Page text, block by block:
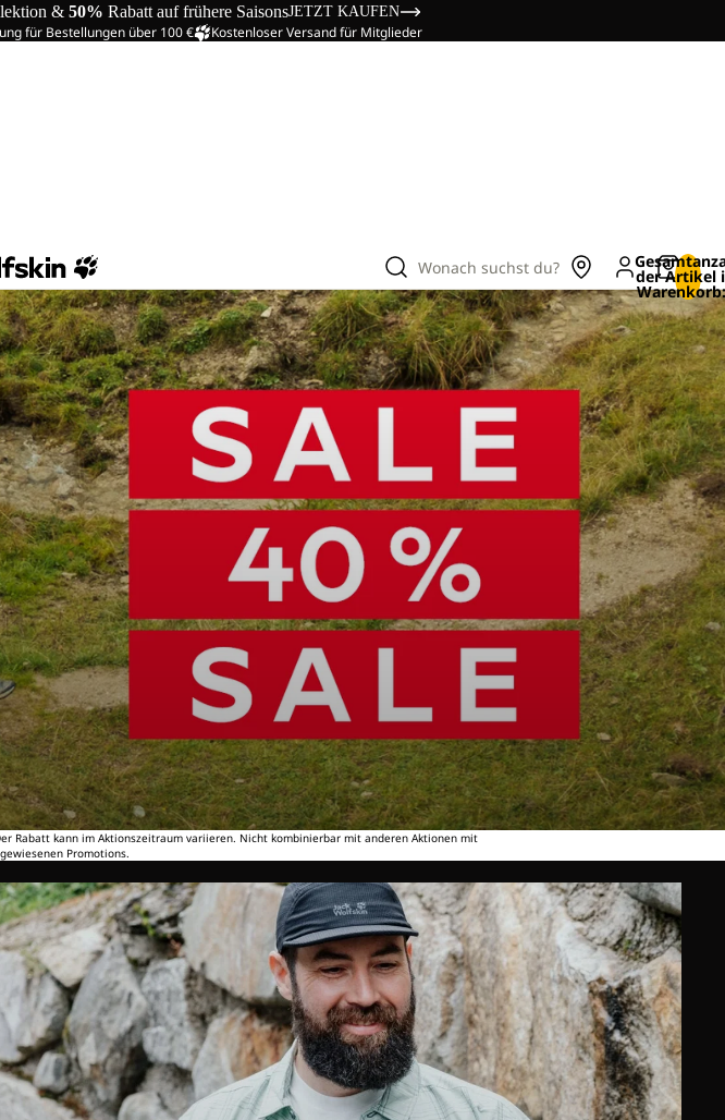
& 50% Rabatt auf frühere SaisonsJETZT KAUFEN
für Bestellungen über 100 € Kostenloser Versand für Mitglieder
Wonach suchst du? der Artikel
Rabatt kann im Aktionszeitraum variieren. Nicht kombinierbar mit anderen Aktionen mit
Promotions.